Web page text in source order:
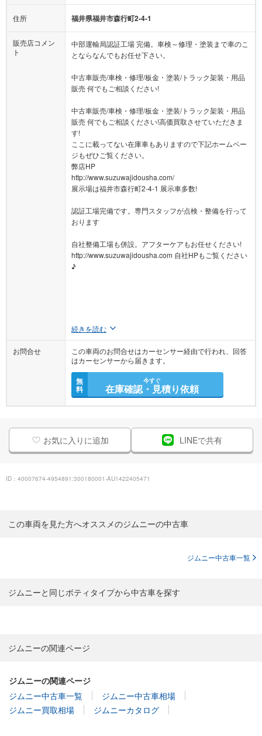
住所 福井県福井市森行町2-4-1
販売店コメン
ト
中部運輸局認証工場 完備。車検～修理・塗装まで車のこ
とならなんでもお任せ下さい。
中古車販売/車検・修理/板金・塗装/トラック架装・用品
販売 何でもご相談ください!
中古車販売/車検・修理/板金・塗装/トラック架装・用品
販売 何でもご相談ください!高価買取させていただきま
す!
ここに載ってない在庫車もありますので下記ホームペー
ジもぜひご覧ください。
弊店HP
http://www.suzuwajidousha.com/
展示場は福井市森行町2-4-1 展示車多数!
認証工場完備です。専門スタッフが点検・整備を行って
おります
自社整備工場も併設。アフターケアもお任せください!
http://www.suzuwajidousha.com 自社HPもご覧ください
♪
続きを読む
お問合せ
この車両のお問合せはカーセンサー経由で行われ、回答
はカーセンサーから届きます。
無
料
今すぐ
在庫確認・見積り依頼
お気に入りに追加 LINEで共有
ID：40007674-4954891:300180001-AU1422405471
この車両を見た方へオススメのジムニーの中古車
ジムニー中古車一覧
ジムニーと同じボティタイプから中古車を探す
ジムニーの関連ページ
ジムニーの関連ページ
ジムニー中古車一覧
ジムニー中古車相場
ジムニー買取相場
ジムニーカタログ